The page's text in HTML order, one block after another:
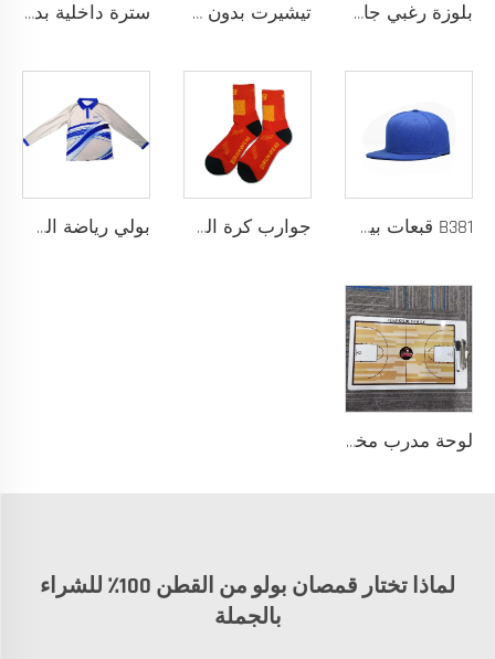
بلوزة رغبي جافة سريعة مصممة لفريق المدرسة، بلوزة رغبي بقماش أداء يسحب الرطوبة مع تخصيص بالتحميص تيشيرت بدون خياطة مصمم كقميص رياضي خالٍ من الاحتكاك لتحقيق أقصى درجات الراحة والأداء سترة داخلية بدون خياطة مع بنية شريط ملصوق حراريًا ومقاس نحيف خالٍ من الاحتكاك حسب الطلب لتجربة رياضية فائقة بدون أي إلهاء
B381 قبعات بيسبول جديدة عصرية للرجال والنساء، قبعات فاخرة بتصميم أنيق، قبعة تراكر جوارب كرة السلة للرجال بتصميم شعار مخصص، جوارب قطنية طويلة من السباندكس مع لبادة عالية، عينة مجانية، خدمة تصنيع المعدات الأصلية بولي رياضة السلة بأكمام طويلة نسيج سريع الجفاف للإحماء، شعار مخصص
لوحة مدرب مخصصة من كلوريد متعدد الفينيل (PVC) 122 مع إمكانية طباعة الشعار بألوان مخصصة، تصميم متين للتدريب الرياضي والتخطيط التكتيكي
لماذا تختار قمصان بولو من القطن 100٪ للشراء
بالجملة